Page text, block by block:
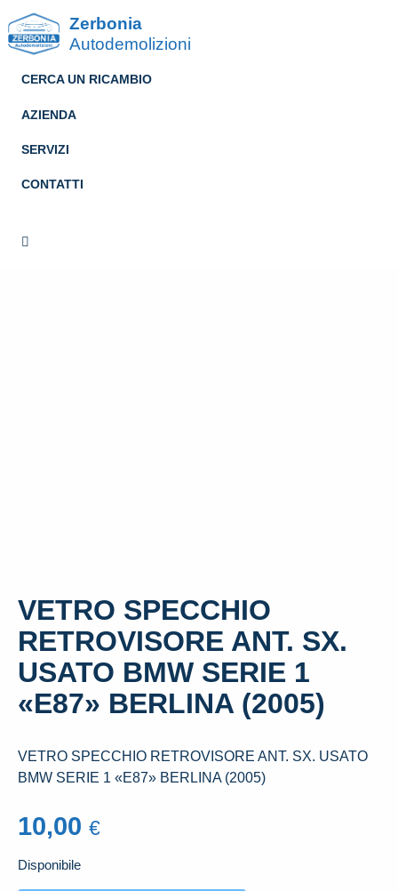
Zerbonia
Autodemolizioni
CERCA UN RICAMBIO
AZIENDA
SERVIZI
CONTATTI
VETRO SPECCHIO
RETROVISORE ANT. SX.
USATO BMW SERIE 1
«E87» BERLINA (2005)
VETRO SPECCHIO RETROVISORE ANT. SX. USATO
BMW SERIE 1 «E87» BERLINA (2005)
10,00 €
Disponibile